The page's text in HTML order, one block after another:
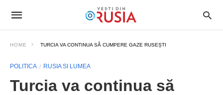
HOME TURCIA VA CONTINUA SĂ CUMPERE GAZE RUSEȘTI
POLITICA RUSIA SI LUMEA
Turcia va continua să